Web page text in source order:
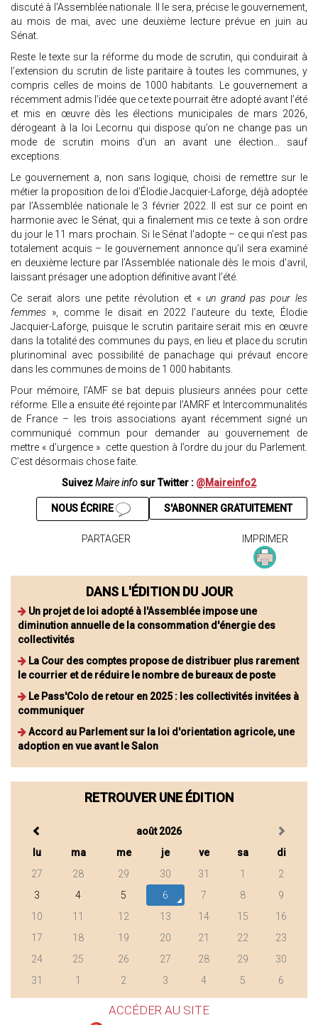
discuté à l’Assemblée nationale. Il le sera, précise le gouvernement,
au mois de mai, avec une deuxième lecture prévue en juin au
Sénat.
Reste le texte sur la réforme du mode de scrutin, qui conduirait à
l’extension du scrutin de liste paritaire à toutes les communes, y
compris celles de moins de 1000 habitants. Le gouvernement a
récemment admis l’idée que ce texte pourrait être adopté avant l’été
et mis en œuvre dès les élections municipales de mars 2026,
dérogeant à la loi Lecornu qui dispose qu’on ne change pas un
mode de scrutin moins d’un an avant une élection… sauf
exceptions.
Le gouvernement a, non sans logique, choisi de remettre sur le
métier la proposition de loi d’Élodie Jacquier-Laforge, déjà adoptée
par l’Assemblée nationale le 3 février 2022. Il est sur ce point en
harmonie avec le Sénat, qui a finalement mis ce texte à son ordre
du jour le 11 mars prochain. Si le Sénat l'adopte – ce qui n’est pas
totalement acquis – le gouvernement annonce qu'il sera examiné
en deuxième lecture par l’Assemblée nationale dès le mois d’avril,
laissant présager une adoption définitive avant l’été.
Ce serait alors une petite révolution et « un grand pas pour les
femmes », comme le disait en 2022 l’auteure du texte, Élodie
Jacquier-Laforge, puisque le scrutin paritaire serait mis en œuvre
dans la totalité des communes du pays, en lieu et place du scrutin
plurinominal avec possibilité de panachage qui prévaut encore
dans les communes de moins de 1 000 habitants.
Pour mémoire, l’AMF se bat depuis plusieurs années pour cette
réforme. Elle a ensuite été rejointe par l’AMRF et Intercommunalités
de France – les trois associations ayant récemment signé un
communiqué commun pour demander au gouvernement de
mettre « d’urgence » cette question à l’ordre du jour du Parlement.
C’est désormais chose faite.
SuivezMaire info sur Twitter : @Maireinfo2
S'ABONNER GRATUITEMENT
NOUS ÉCRIRE
PARTAGER IMPRIMER
DANS L'ÉDITION DU JOUR
Un projet de loi adopté à l'Assemblée impose une
diminution annuelle de la consommation d'énergie des
collectivités
La Cour des comptes propose de distribuer plus rarement
le courrier et de réduire le nombre de bureaux de poste
Le Pass'Colo de retour en 2025 : les collectivités invitées à
communiquer
Accord au Parlement sur la loi d'orientation agricole, une
adoption en vue avant le Salon
RETROUVER UNE ÉDITION
août 2026
lu
ma me je ve sa
di
27
28 29 30 31 1
2
3
4 5 6 7 8
9
10
11 12 13 14 15
16
17
18 19 20 21 22
23
24
25 26 27 28 29
30
31
1 2 3 4 5 6
ACCÉDER AU SITE